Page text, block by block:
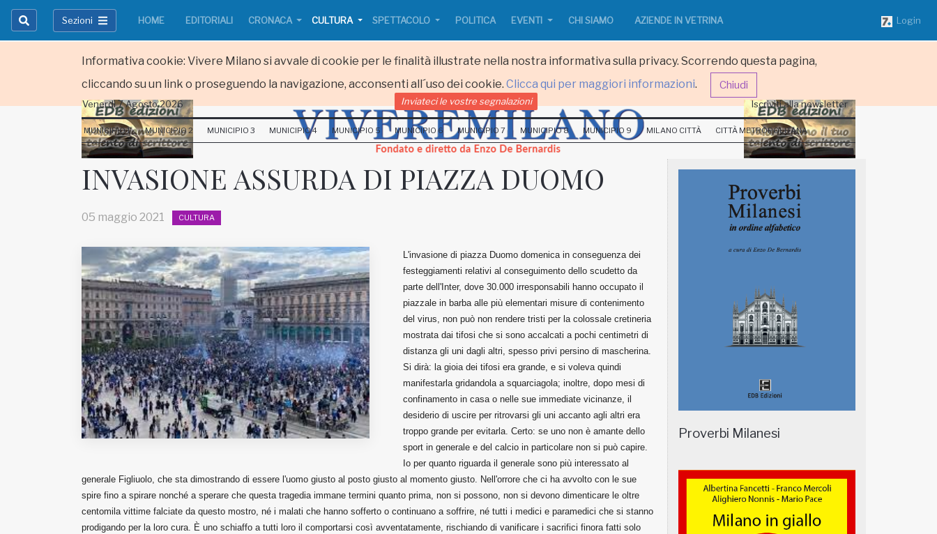
Informativa cookie: Vivere Milano si avvale di cookie per le finalità illustrate nella nostra informativa sulla privacy. Scorrendo questa pagina,
cliccando su un link o proseguendo la navigazione, acconsenti all´uso dei cookie. Clicca qui per maggiori informazioni. Chiudi
Sezioni HOME EDITORIALI CRONACA CULTURA SPETTACOLO POLITICA EVENTI CHI SIAMO AZIENDE IN VETRINA Login
Inviateci le vostre segnalazioni
Iscriviti alla newsletter
www.viveremilano.info
Fondato e diretto da Enzo De
EDB edizioni - Via Brivio angolo C.
Imbonati, 89 20159 Milano (Italia)
Informativa sulla privacy
Venerdi 7 Agosto 2026 Inviateci le vostre segnalazioni Iscriviti alla newsletter
MUNICIPIO 1 MUNICIPIO 2 MUNICIPIO 3 MUNICIPIO 4 MUNICIPIO 5 MUNICIPIO 6 MUNICIPIO 7 MUNICIPIO 8 MUNICIPIO 9 MILANO CITTÀ CITTÀ METROPOLITANA
INVASIONE ASSURDA DI PIAZZA DUOMO
05 maggio 2021 CULTURA
L'invasione di piazza Duomo domenica in conseguenza dei
festeggiamenti relativi al conseguimento dello scudetto da
parte dell'Inter, dove 30.000 irresponsabili hanno occupato il
piazzale in barba alle più elementari misure di contenimento
del virus, non può non rendere tristi per la colossale cretineria
mostrata dai tifosi che si sono accalcati a pochi centimetri di
distanza gli uni dagli altri, spesso privi persino di mascherina.
Si dirà: la gioia dei tifosi era grande, e si voleva quindi
manifestarla gridandola a squarciagola; inoltre, dopo mesi di
confinamento in casa o nelle sue immediate vicinanze, il
desiderio di uscire per ritrovarsi gli uni accanto agli altri era
troppo grande per evitarla. Certo: se uno non è amante dello
sport in generale e del calcio in particolare non si può capire.
Io per quanto riguarda il generale sono più interessato al
generale Figliuolo, che sta dimostrando di essere l'uomo giusto al posto giusto al momento giusto. Nell'orrore che ci ha avvolto con le sue
spire fino a spirare nonché a sperare che questa tragedia immane termini quanto prima, non si possono, non si devono dimenticare le oltre
centomila vittime falciate da questo mostro, né i malati che hanno sofferto o continuano a soffrire, né tutti i medici e paramedici che si stanno
prodigando per la loro cura. È uno schiaffo a tutti loro il comportarsi così avventatamente, rischiando di vanificare i sacrifici finora fatti solo
Proverbi Milanesi